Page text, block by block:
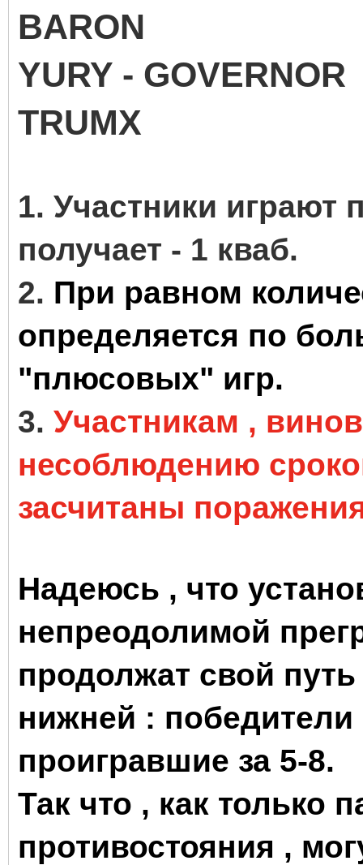
BARON
YURY -
TRUMX
1. Участники играют
получает - 1 кваб.
2. При равном
определяется по
"плюсовых" игр.
3. Участникам ,
несоблюдению
засчитаны
Надеюсь , что
непреодолимой
продолжат свой
нижней : победители
проигравшие за 5-8.
Так что , как только
противостояния ,